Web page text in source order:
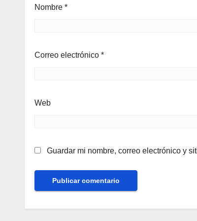
Nombre *
Correo electrónico *
Web
Guardar mi nombre, correo electrónico y